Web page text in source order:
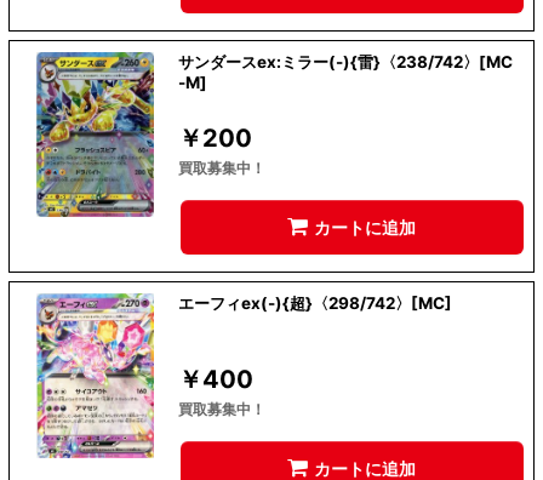
サンダースex:ミラー(-){雷}〈238/742〉[MC
-M]
￥200
買取募集中！
カートに追加
エーフィex(-){超}〈298/742〉[MC]
￥400
買取募集中！
カートに追加